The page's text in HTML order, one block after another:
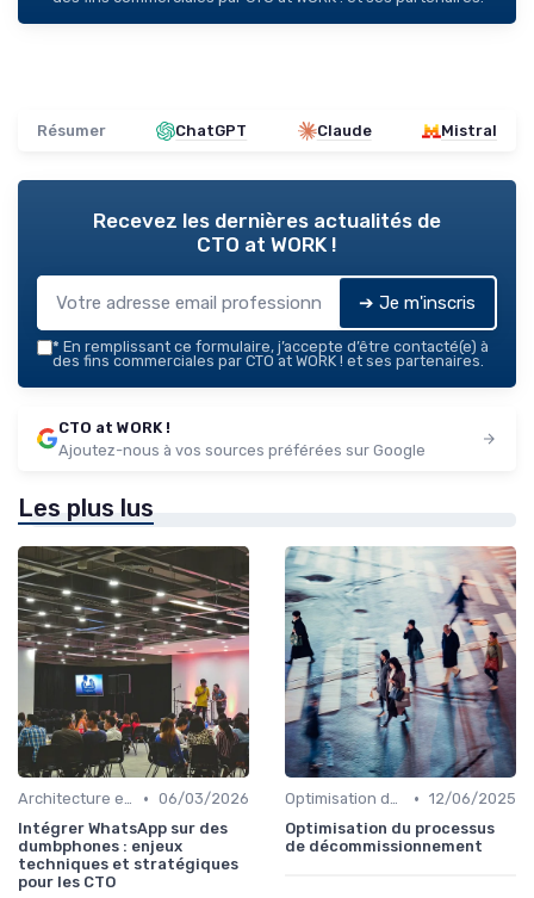
Résumer ChatGPT Claude Mistral
Recevez les dernières actualités de
CTO at WORK !
➔ Je m'inscris
* En remplissant ce formulaire, j’accepte d’être contacté(e) à
des fins commerciales par CTO at WORK ! et ses partenaires.
CTO at WORK !
Ajoutez-nous à vos sources préférées sur Google
Les plus lus
Architecture et infrastructure • 06/03/2026
Intégrer WhatsApp sur des
dumbphones : enjeux
techniques et stratégiques
pour les CTO
Optimisation des coûts • 12/06/2025
Optimisation du processus
de décommissionnement